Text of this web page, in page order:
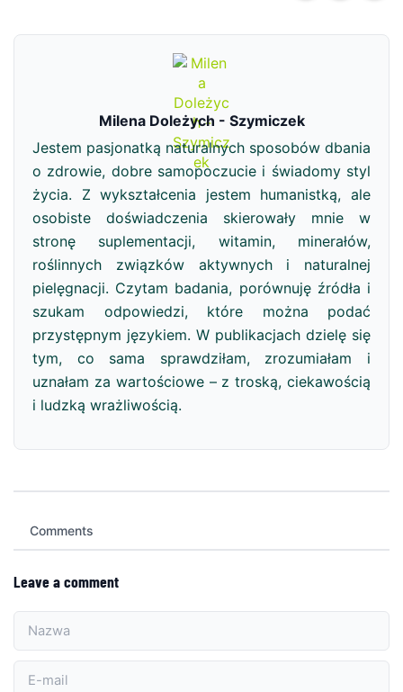
Milena Doleżych - Szymiczek
Jestem pasjonatką naturalnych sposobów dbania
o zdrowie, dobre samopoczucie i świadomy styl
życia. Z wykształcenia jestem humanistką, ale
osobiste doświadczenia skierowały mnie w
stronę suplementacji, witamin, minerałów,
roślinnych związków aktywnych i naturalnej
pielęgnacji. Czytam badania, porównuję źródła i
szukam odpowiedzi, które można podać
przystępnym językiem. W publikacjach dzielę się
tym, co sama sprawdziłam, zrozumiałam i
uznałam za wartościowe – z troską, ciekawością
i ludzką wrażliwością.
Comments
Leave a comment